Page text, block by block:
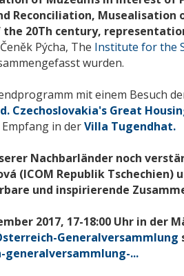
Reconciliation, Musealisation
the 20Th century,
Pýcha, The Institute for the
wurden.
mit einem Besuch
Czechoslovakia's Great
in derVilla Tugendhat.
Nachbarländer noch
(ICOM Republik Tschechien)
und inspirierende
2017, 17-18:00 Uhr in der
Generalversammlung
...